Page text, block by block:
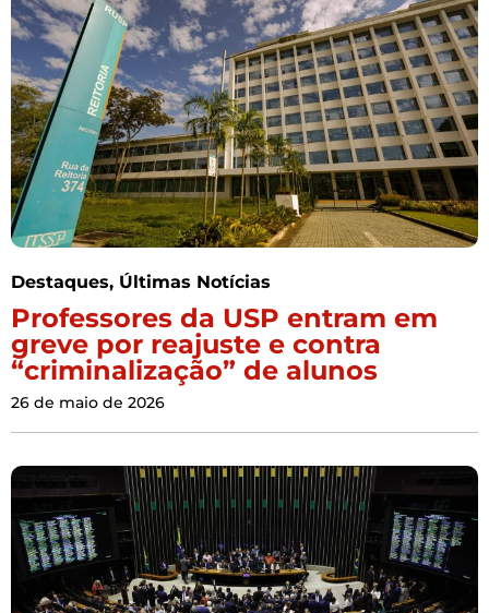
Destaques, Últimas Notícias
Professores da USP entram em
greve por reajuste e contra
“criminalização” de alunos
26 de maio de 2026